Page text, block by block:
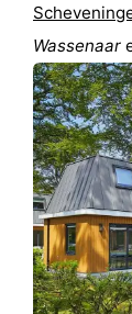
Radfahren
Wandern
Reiten
Golfplatze
Wassenaar